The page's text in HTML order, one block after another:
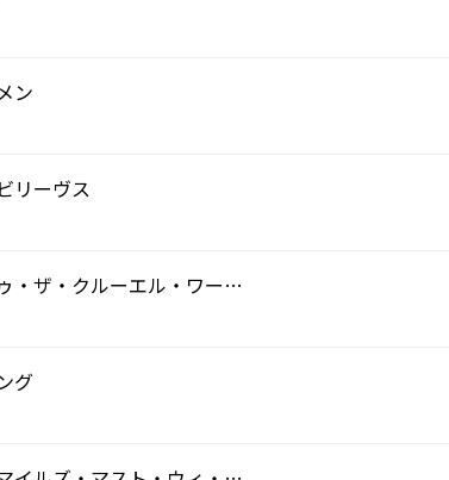
ン
リーヴス
ウェルカム・トゥ・ザ・クルーエル・ワールド
グ